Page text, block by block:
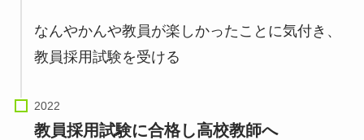
なんやかんや教員が楽しかったことに気付き、
教員採用試験を受ける
教員採用試験に合格し高校教師へ